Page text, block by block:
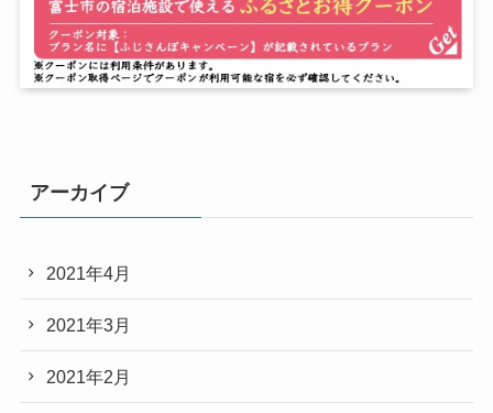
アーカイブ
2021年4月
2021年3月
2021年2月